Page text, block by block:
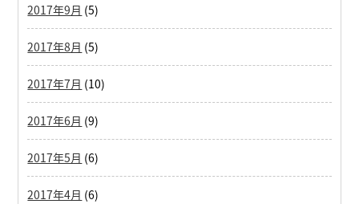
2017年9月 (5)
2017年8月 (5)
2017年7月 (10)
2017年6月 (9)
2017年5月 (6)
2017年4月 (6)